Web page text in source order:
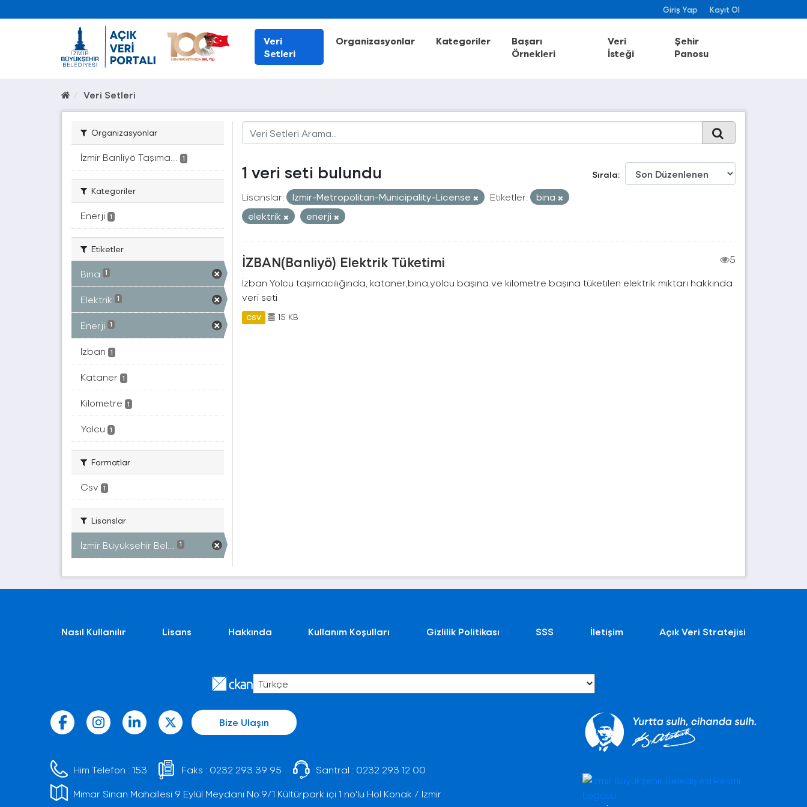
Giriş Yap Kayıt Ol
Veri
Setleri
Organizasyonlar Kategoriler
Başarı
Örnekleri
Veri
İsteği
Şehir
Panosu
Veri Setleri
Organizasyonlar
İzmir Banliyö Taşıma... 1
Kategoriler
Enerji 1
Etiketler
Bina 1
Elektrik 1
Enerji 1
Izban 1
Kataner 1
Kilometre 1
Yolcu 1
Formatlar
Csv 1
Lisanslar
İzmir Büyükşehir Bel... 1
Sırala
1 veri seti bulundu
Lisanslar: Izmir-Metropolitan-Municipality-License Etiketler:
bina
elektrik
enerji
İZBAN(Banliyö) Elektrik Tüketimi
5
İzban Yolcu taşımacılığında, kataner,bina,yolcu başına ve kilometre başına tüketilen elektrik miktarı hakkında
veri seti
CSV 15 KB
Nasıl Kullanılır Lisans Hakkında Kullanım Koşulları Gizlilik Politikası SSS İletişim Açık Veri Stratejisi
Bize Ulaşın
Him Telefon :153 Faks : 0232 293 39 95 Santral : 0232 293 12 00
Mimar Sinan Mahallesi 9 Eylül Meydanı No:9/1 Kültürpark içi 1 no'lu Hol Konak / İzmir